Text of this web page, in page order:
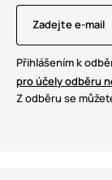
Zadejte e-mail
Přihlášením k
pro účely odběru
Z odběru se